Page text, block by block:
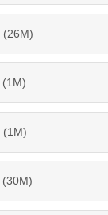
(26М)
(1М)
(1М)
(30М)